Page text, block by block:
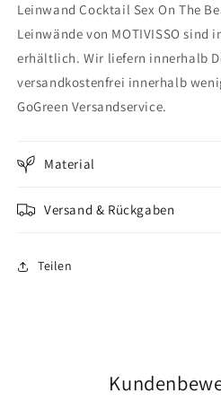
Sex
On
Beach
-
Text
Sex
On
Beach
-
Text
Leinwand Cocktail Sex On The
Leinwände von MOTIVISSO sind
erhältlich. Wir liefern innerhalb
versandkostenfrei innerhalb
GoGreen Versandservice.
Material
Versand & Rückgaben
Teilen